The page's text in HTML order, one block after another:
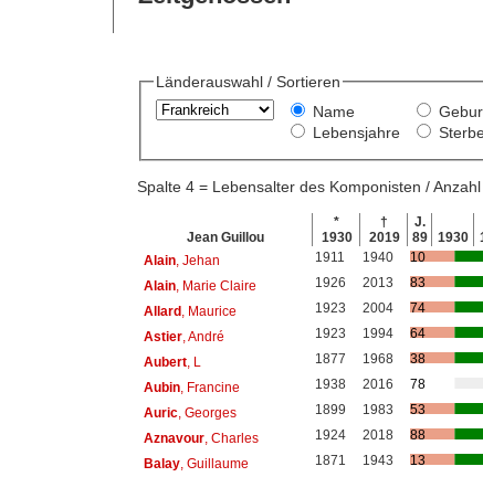
Länderauswahl / Sortieren
Name
Lebensjahre
Spalte 4 = Lebensalter des Komponisten /
Jean Guillou
*
1930
†
2019
J.
89
1930
Alain, Jehan 1911 1940
10
Alain, Marie Claire 1926 2013
83
Allard, Maurice 1923 2004
74
Astier, André 1923 1994
64
Aubert, L 1877 1968
38
Aubin, Francine 1938 2016
78
Auric, Georges 1899 1983
53
Aznavour, Charles 1924 2018
88
Balay, Guillaume 1871 1943
13